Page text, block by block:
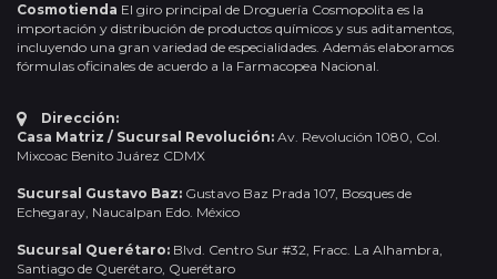
Cosmotienda El giro principal de Droguería Cosmopolita es la
importación y distribución de productos químicos y sus aditamentos,
incluyendo una gran variedad de especialidades. Además elaboramos
fórmulas oficinales de acuerdo a la Farmacopea Nacional.
Dirección:
Casa Matriz / Sucursal Revolución: Av. Revolución 1080, Col.
Mixcoac Benito Juárez CDMX
Sucursal Gustavo Baz: Gustavo Baz Prada 107, Bosques de
Echegaray, Naucalpan Edo. México
Sucursal Querétaro: Blvd. Centro Sur #32, Fracc. La Alhambra,
Santiago de Querétaro, Querétaro